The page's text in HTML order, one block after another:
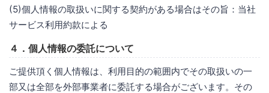
(5)個人情報の取扱いに関する契約がある場合はその旨：当社
サービス利用約款による
４．個人情報の委託について
ご提供頂く個人情報は、利用目的の範囲内でその取扱いの一
部又は全部を外部事業者に委託する場合がございます。その